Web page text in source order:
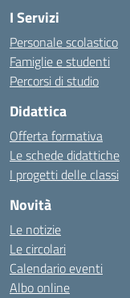
I Servizi
Personale scolastico
Famiglie e studenti
Percorsi di studio
Didattica
Offerta formativa
Le schede didattiche
I progetti delle classi
Novità
Le notizie
Le circolari
Calendario eventi
Albo online